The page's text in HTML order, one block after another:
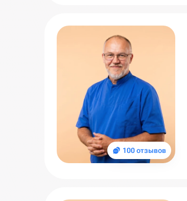
100 отзывов